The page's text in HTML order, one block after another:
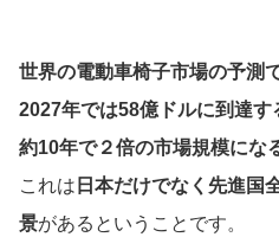
世界の電動車椅子市場の予測
2027年では58億ドルに到達す
約10年で２倍の市場規模にな
これは 日本だけでなく先進国
景があるということです。